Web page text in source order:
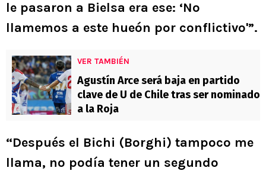
le pasaron a Bielsa era ese: ‘No
llamemos a este hueón por conflictivo'”.
VER TAMBIÉN
Agustín Arce será baja en partido
clave de U de Chile tras ser nominado
a la Roja
“Después el Bichi (Borghi) tampoco me
llama, no podía tener un segundo